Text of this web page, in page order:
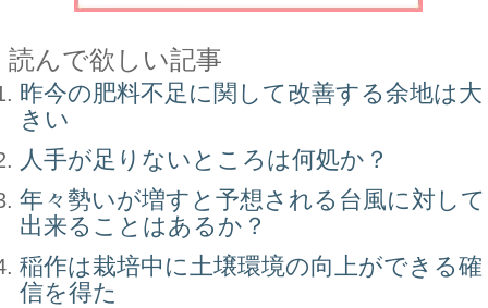
読んで欲しい記事
昨今の肥料不足に関して改善する余地は大
きい
人手が足りないところは何処か？
年々勢いが増すと予想される台風に対して
出来ることはあるか？
稲作は栽培中に土壌環境の向上ができる確
信を得た